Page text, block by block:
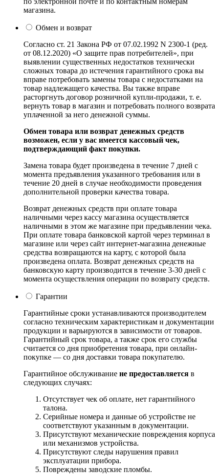
магазина.
Обмен и возврат
Согласно ст. 21 Закона РФ от 07.02.1992 N 2300-1 (ред.
от 08.12.2020) «О защите прав потребителей», при
выявлении существенных недостатков технически
сложных товара до истечения гарантийного срока вы
вправе потребовать замены товара с недостатками на
товар надлежащего качества. Вы также вправе
расторгнуть договор розничной купли-продажи, т. е.
вернуть товар в магазин и потребовать полного возврата
уплаченной за него денежной суммы.
Обмен товара или возврат денежных средств
возможен, если у вас имеется кассовый чек,
подтверждающий факт покупки.
Замена товара будет произведена в течение 7 дней с
момента предъявления указанного требования или в
течение 20 дней в случае необходимости проведения
дополнительной проверки качества товара.
Возврат денежных средств при оплате товара
наличными через кассу магазина осуществляется
наличными в этом же магазине при предъявлении чека.
При оплате товара банковской картой через терминал в
магазине или через сайт интернет-магазина денежные
средства возвращаются на карту, с которой была
произведена оплата. Возврат денежных средств на
банковскую карту производится в течение 3-30 дней с
момента осуществления операции по возврату средств.
Гарантии
Гарантийные сроки устанавливаются производителем
согласно техническим характеристикам и документации
продукции и варьируются в зависимости от товаров.
Гарантийный срок товара, а также срок его службы
считается со дня приобретения товара, при онлайн-
покупке — со дня доставки товара покупателю.
Гарантийное обслуживание не предоставляется в
следующих случаях:
Отсутствует чек об оплате, нет гарантийного
талона.
Серийные номера и данные об устройстве не
соответствуют указанным в документации.
Присутствуют механические повреждения корпуса
или механизмов устройства.
Присутствуют следы нарушения правил
эксплуатации прибора.
Повреждены заводские пломбы.